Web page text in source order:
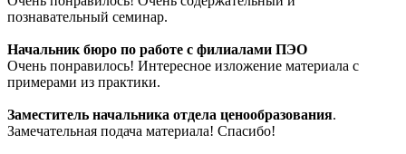
познавательный семинар.
Начальник бюро по работе с филиалами ПЭО
Очень понравилось! Интересное изложение материала с
примерами из практики.
Заместитель начальника отдела ценообразования.
Замечательная подача материала! Спасибо!